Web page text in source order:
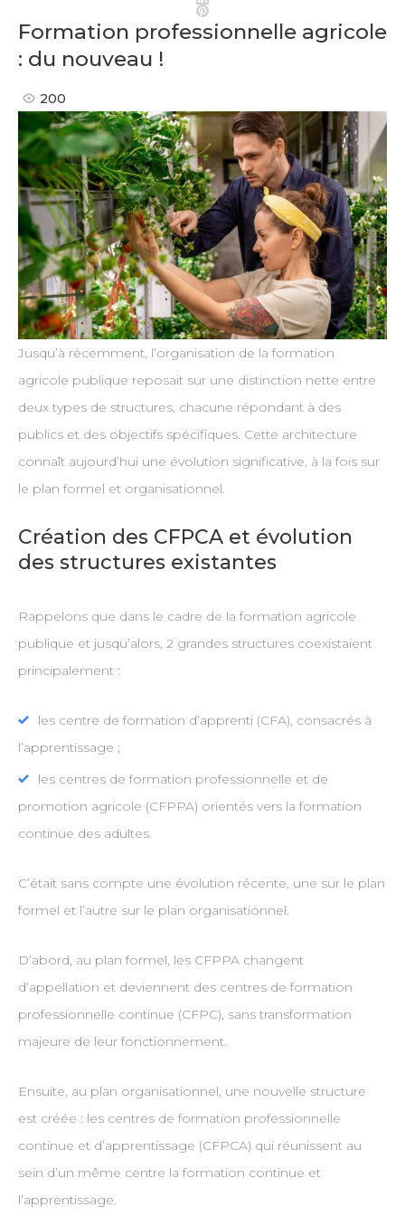
Pinterest
Formation professionnelle agricole
: du nouveau !
200
Jusqu’à récemment, l’organisation de la formation
agricole publique reposait sur une distinction nette entre
deux types de structures, chacune répondant à des
publics et des objectifs spécifiques. Cette architecture
connaît aujourd’hui une évolution significative, à la fois sur
le plan formel et organisationnel.
Création des CFPCA et évolution
des structures existantes
Rappelons que dans le cadre de la formation agricole
publique et jusqu’alors, 2 grandes structures coexistaient
principalement :
les centre de formation d’apprenti (CFA), consacrés à
l’apprentissage ;
les centres de formation professionnelle et de
promotion agricole (CFPPA) orientés vers la formation
continue des adultes.
C’était sans compte une évolution récente, une sur le plan
formel et l’autre sur le plan organisationnel.
D’abord, au plan formel, les CFPPA changent
d’appellation et deviennent des centres de formation
professionnelle continue (CFPC), sans transformation
majeure de leur fonctionnement.
Ensuite, au plan organisationnel, une nouvelle structure
est créée : les centres de formation professionnelle
continue et d’apprentissage (CFPCA) qui réunissent au
sein d’un même centre la formation continue et
l’apprentissage.